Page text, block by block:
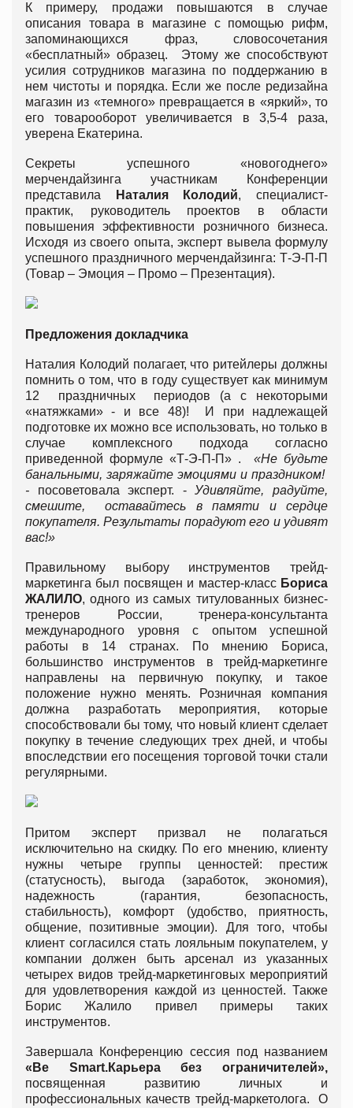
К примеру, продажи повышаются в случае
описания товара в магазине с помощью рифм,
запоминающихся фраз, словосочетания
«бесплатный» образец. Этому же способствуют
усилия сотрудников магазина по поддержанию в
нем чистоты и порядка. Если же после редизайна
магазин из «темного» превращается в «яркий», то
его товарооборот увеличивается в 3,5-4 раза,
уверена Екатерина.
Секреты успешного «новогоднего»
мерчендайзинга участникам Конференции
представила
Наталия Колодий, специалист-
практик, руководитель проектов в области
повышения эффективности розничного бизнеса.
Исходя из своего опыта, эксперт вывела формулу
успешного праздничного мерчендайзинга: Т-Э-П-П
(Товар – Эмоция – Промо – Презентация).
Предложения докладчика
Наталия Колодий полагает, что ритейлеры должны
помнить о том, что в году существует как минимум
12 праздничных периодов (а с некоторыми
«натяжками» - и все 48)! И при надлежащей
подготовке их можно все использовать, но только в
случае комплексного подхода согласно
приведенной формуле «Т-Э-П-П» . «Не будьте
банальными, заряжайте эмоциями и праздником!
- посоветовала эксперт. -Удивляйте, радуйте,
смешите, оставайтесь в памяти и сердце
покупателя. Результаты порадуют его и удивят
вас!»
Правильному выбору инструментов трейд-
маркетинга был посвящен и мастер-класс Бориса
ЖАЛИЛО, одного из самых титулованных бизнес-
тренеров России, тренера-консультанта
международного уровня с опытом успешной
работы в 14 странах. По мнению Бориса,
большинство инструментов в трейд-маркетинге
направлены на первичную покупку, и такое
положение нужно менять. Розничная компания
должна разработать мероприятия, которые
способствовали бы тому, что новый клиент сделает
покупку в течение следующих трех дней, и чтобы
впоследствии его посещения торговой точки стали
регулярными.
Притом эксперт призвал не полагаться
исключительно на скидку. По его мнению, клиенту
нужны четыре группы ценностей: престиж
(статусность), выгода (заработок, экономия),
надежность (гарантия, безопасность,
стабильность), комфорт (удобство, приятность,
общение, позитивные эмоции). Для того, чтобы
клиент согласился стать лояльным покупателем, у
компании должен быть арсенал из указанных
четырех видов трейд-маркетинговых мероприятий
для удовлетворения каждой из ценностей. Также
Борис Жалило привел примеры таких
инструментов.
Завершала Конференцию сессия под названием
« Be Smart.Карьера без ограничителей»,
посвященная развитию личных и
профессиональных качеств трейд-маркетолога. О